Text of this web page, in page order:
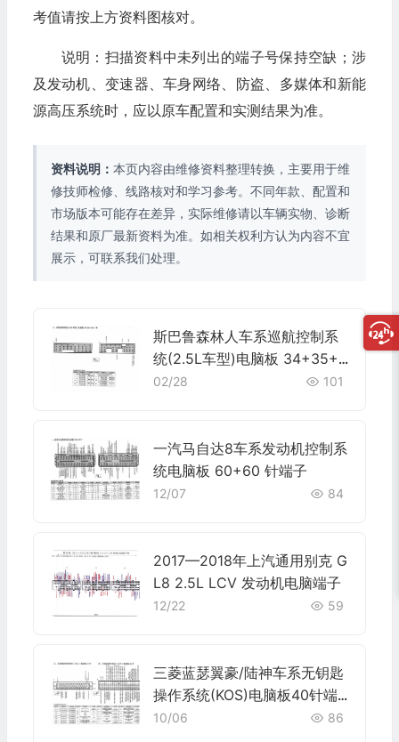
考值请按上方资料图核对。
说明：扫描资料中未列出的端子号保持空缺；涉
及发动机、变速器、车身网络、防盗、多媒体和新能
源高压系统时，应以原车配置和实测结果为准。
资料说明： 本页内容由维修资料整理转换，主要用于维
修技师检修、线路核对和学习参考。不同年款、配置和
市场版本可能存在差异，实际维修请以车辆实物、诊断
结果和原厂最新资料为准。如相关权利方认为内容不宜
展示，可联系我们处理。
斯巴鲁森林人车系巡航控制系
统(2.5L车型)电脑板 34+35+3
5+31针端子
02/28 101
一汽马自达8车系发动机控制系
统电脑板 60+60 针端子
12/07 84
2017—2018年上汽通用别克 G
L8 2.5L LCV 发动机电脑端子
12/22 59
三菱蓝瑟翼豪/陆神车系无钥匙
操作系统(KOS)电脑板40针端
子
10/06 86